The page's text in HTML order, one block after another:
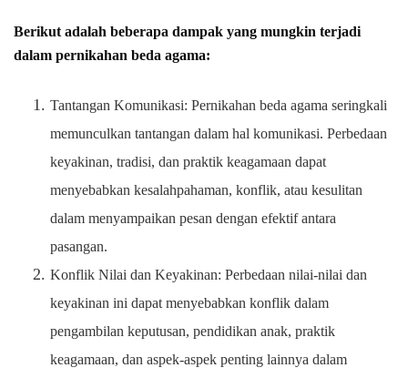
Berikut adalah beberapa dampak yang mungkin terjadi
dalam pernikahan beda agama:
Tantangan Komunikasi: Pernikahan beda agama seringkali
memunculkan tantangan dalam hal komunikasi. Perbedaan
keyakinan, tradisi, dan praktik keagamaan dapat
menyebabkan kesalahpahaman, konflik, atau kesulitan
dalam menyampaikan pesan dengan efektif antara
pasangan.
Konflik Nilai dan Keyakinan: Perbedaan nilai-nilai dan
keyakinan ini dapat menyebabkan konflik dalam
pengambilan keputusan, pendidikan anak, praktik
keagamaan, dan aspek-aspek penting lainnya dalam